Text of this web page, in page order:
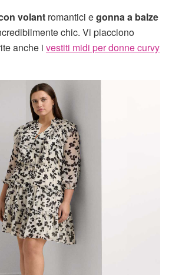
volant romantici egonna a balze
chic. Vi piacciono
anche i vestiti midi per donne curvy